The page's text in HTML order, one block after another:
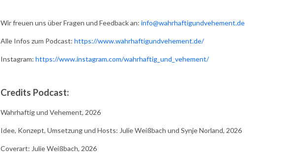
Wir freuen uns über Fragen und Feedback an: info@wahrhaftigundvehement.de
Alle Infos zum Podcast: https://www.wahrhaftigundvehement.de/
Instagram: https://www.instagram.com/wahrhaftig_und_vehement/
Credits Podcast:
Wahrhaftig und Vehement, 2026
Idee, Konzept, Umsetzung und Hosts: Julie Weißbach und Synje Norland, 2026
Coverart: Julie Weißbach, 2026